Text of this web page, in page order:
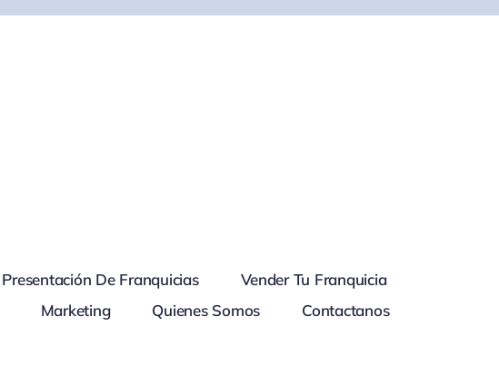
Presentación De Franquicias
Vender Tu Franquicia
Marketing Quienes Somos Contactanos